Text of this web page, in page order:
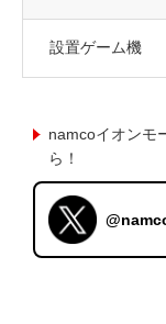
設置ゲーム機
namcoイオンモ
ら！